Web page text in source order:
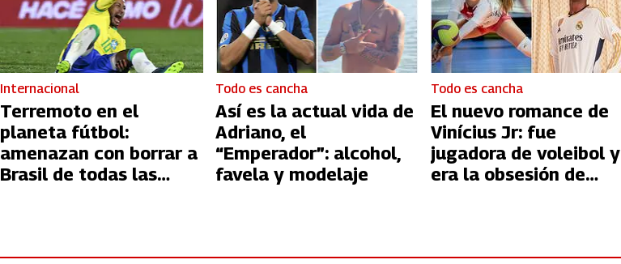
Internacional
Terremoto en el
planeta fútbol:
amenazan con borrar a
Brasil de todas las
Todo es cancha
Así es la actual vida de
Adriano, el
“Emperador”: alcohol,
favela y modelaje
Todo es cancha
El nuevo romance de
Vinícius Jr: fue
jugadora de voleibol y
era la obsesión de